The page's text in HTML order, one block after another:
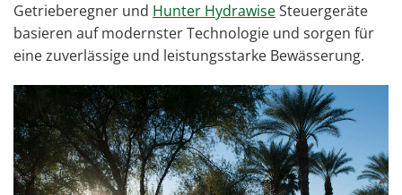
Ge­trie­be­reg­ner und Hun­ter Hy­dra­wi­seSteu­er­ge­rä­te
ba­sie­ren auf mo­derns­ter Tech­no­lo­gie und sor­gen für
eine zu­ver­läs­si­ge und leis­tungs­star­ke Be­wäs­se­rung.